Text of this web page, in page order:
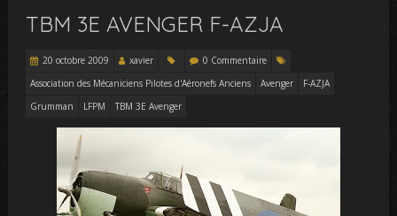
TBM 3E AVENGER F-AZJA
20 octobre 2009 xavier
0 Commentaire
Association des Mécaniciens Pilotes d'Aéronefs Anciens
Avenger
F-AZJA
Grumman
LFPM TBM 3E Avenger